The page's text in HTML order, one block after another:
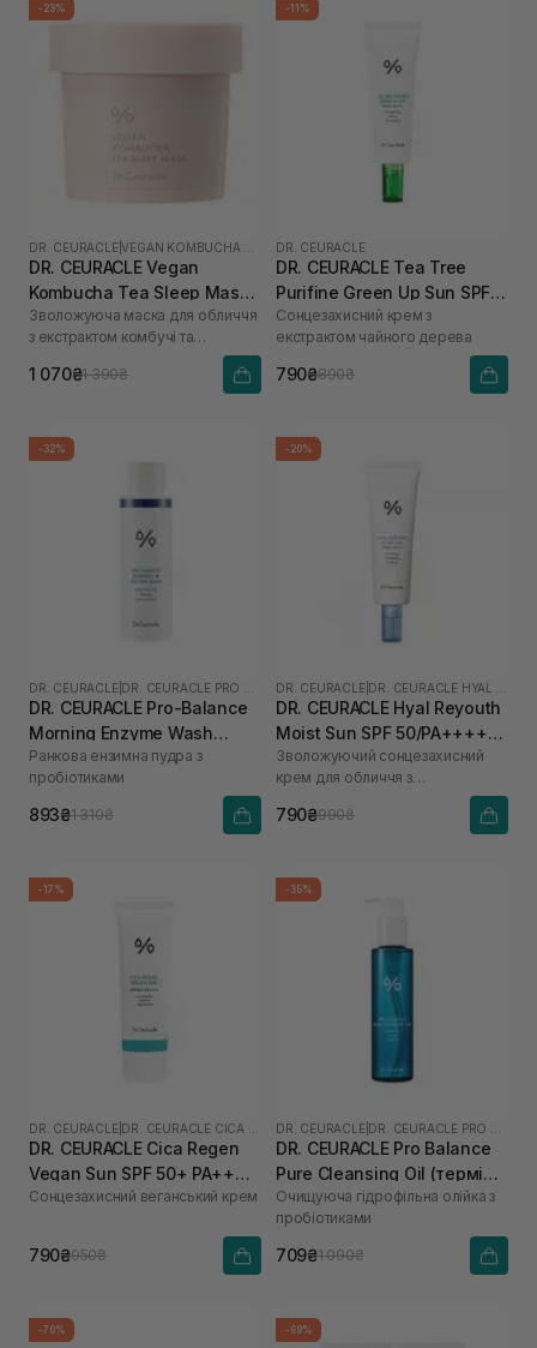
-23%
DR. CEURACLE |
DR. CEURACLE Vegan
Kombucha Tea Sleep Mask
100 мл
Зволожуюча маска для обличчя
з екстрактом комбучі та
1 070₴1 390₴
-11%
DR. CEURACLE
DR. CEURACLE Tea Tree
Purifine Green Up Sun SPF
50+ PA++++ 50 мл
Сонцезахисний крем з
екстрактом чайного дерева
790₴890₴
-32%
DR. CEURACLE
DR. CEURACLE Pro-Balance
Morning Enzyme Wash
(термін до 01.27р.) 50 г
Ранкова ензимна пудра з
пробіотиками
893₴1 310₴
-20%
DR. CEURACLE
DR. CEURACLE Hyal Reyouth
Moist Sun SPF 50/PA++++
50 мл
Зволожуючий сонцезахисний
крем для обличчя з
790₴990₴
-17%
DR. CEURACLE
DR. CEURACLE Cica Regen
Vegan Sun SPF 50+ PA++++
для чутливої шкіри 50 мл
Сонцезахисний веганський крем
790₴950₴
-35%
DR. CEURACLE
DR. CEURACLE Pro Balance
Pure Cleansing Oil (термін
до 01.27р.) 155 мл
Очищуюча гідрофільна олійка з
пробіотиками
709₴1 090₴
-70% -69%